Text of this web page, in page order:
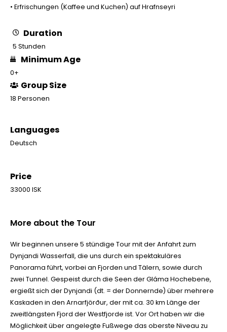
• Erfrischungen (Kaffee und Kuchen) auf Hrafnseyri
Duration
5 Stunden
Minimum Age
0+
Group Size
18 Personen
Languages
Deutsch
Price
33000 ISK
More about the Tour
Wir beginnen unsere 5 stündige Tour mit der Anfahrt zum
Dynjandi Wasserfall, die uns durch ein spektakuläres
Panorama führt, vorbei an Fjorden und Tälern, sowie durch
zwei Tunnel. Gespeist durch die Seen der Gláma Hochebene,
ergießt sich der Dynjandi (dt. = der Donnernde) über mehrere
Kaskaden in den Arnarfjörður, der mit ca. 30 km Länge der
zweitlängsten Fjord der Westfjorde ist. Vor Ort haben wir die
Möglichkeit über angelegte Fußwege das oberste Niveau zu